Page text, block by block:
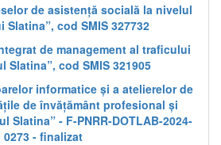
de asistență socială la nivelul
cod SMIS 327732
de management al traficului
Slatina”, cod SMIS 321905
informatice și a atelierelor de
de învățământ profesional și
Slatina” - F-PNRR-DOTLAB-2024-
0273 - finalizat